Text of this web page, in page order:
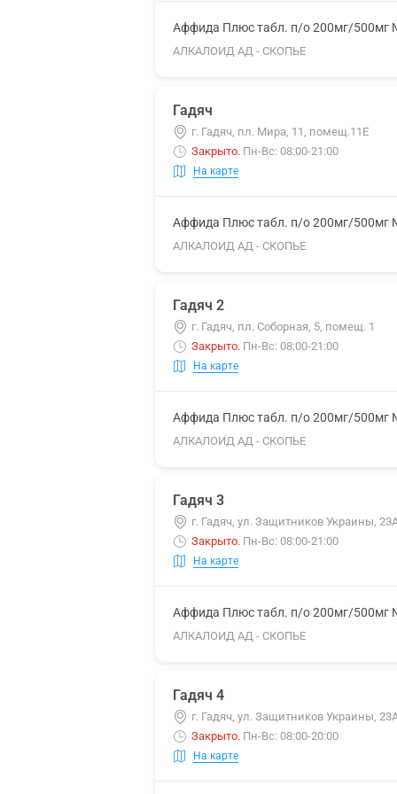
Аффида Плюс табл. п/о 200мг/500мг
АЛКАЛОИД АД - СКОПЬЕ
Гадяч
г. Гадяч, пл. Мира, 11, помещ.11Е
Закрыто. Пн-Вс: 08:00-21:00
На карте
Аффида Плюс табл. п/о 200мг/500мг
АЛКАЛОИД АД - СКОПЬЕ
Гадяч 2
г. Гадяч, пл. Соборная, 5, помещ. 1
Закрыто. Пн-Вс: 08:00-21:00
На карте
Аффида Плюс табл. п/о 200мг/500мг
АЛКАЛОИД АД - СКОПЬЕ
Гадяч 3
г. Гадяч, ул. Защитников Украины,
Закрыто. Пн-Вс: 08:00-21:00
На карте
Аффида Плюс табл. п/о 200мг/500мг
АЛКАЛОИД АД - СКОПЬЕ
Гадяч 4
г. Гадяч, ул. Защитников Украины,
Закрыто. Пн-Вс: 08:00-20:00
На карте